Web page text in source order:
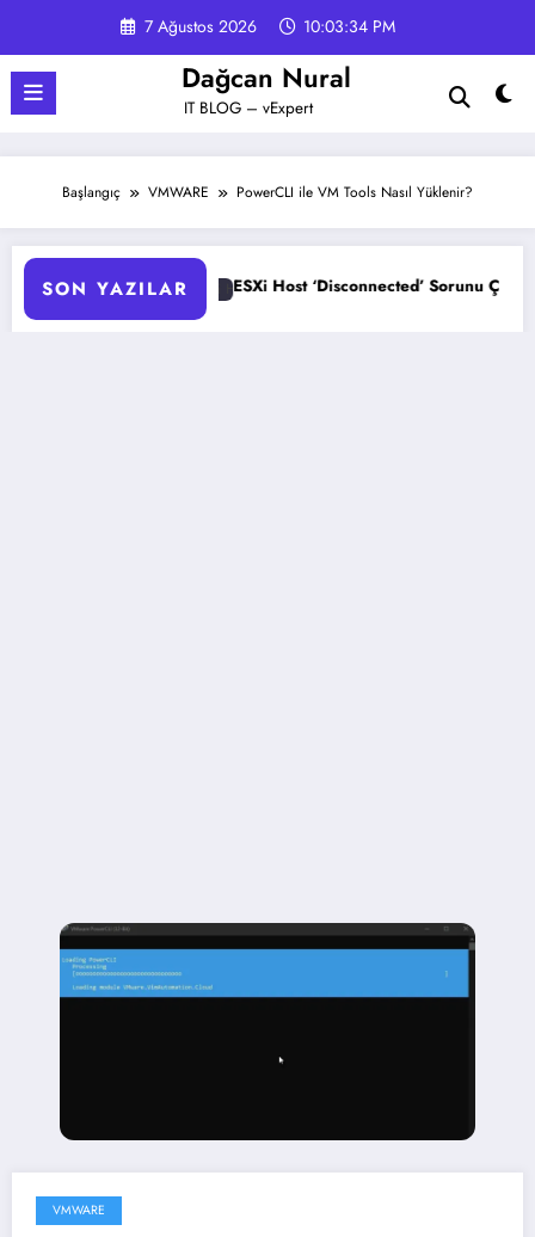
7 Ağustos 2026 10:03:35 PM
Dağcan Nural
IT BLOG – vExpert
Başlangıç VMWARE PowerCLI ile VM Tools Nasıl Yüklenir?
SON YAZILAR
ESXi Host ‘Disconnected’ Sorunu Çözümü HPE
VMWARE